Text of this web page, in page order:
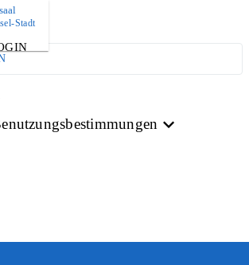
Stadt